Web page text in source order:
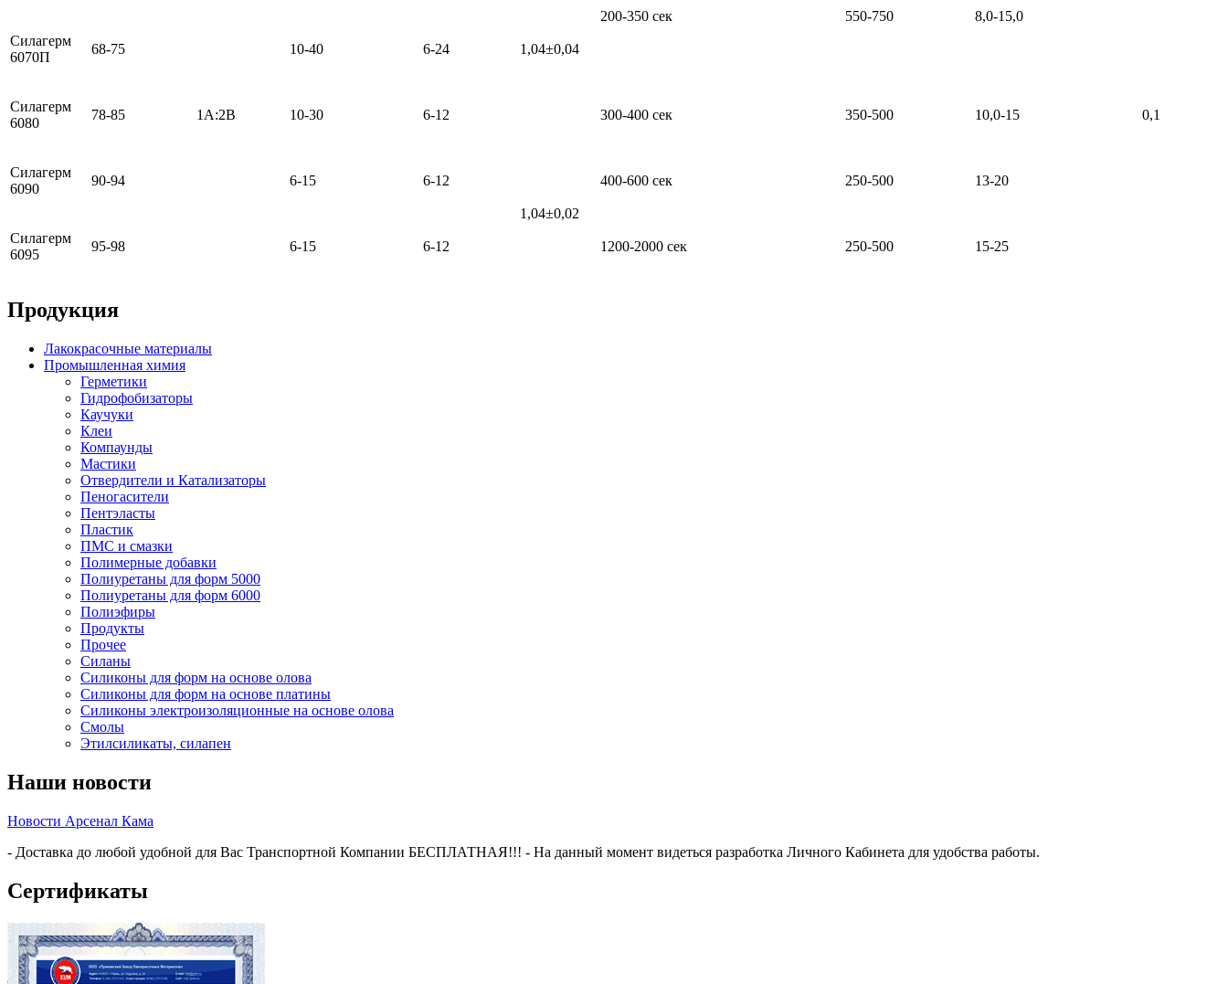
1А:2В
1,04±0,04
200-350 сек 550-750 8,0-15,0
0,1
Силагерм
6070П
68-75 10-40 6-24
Силагерм
6080
78-85 10-30 6-12 300-400 сек 350-500 10,0-15
Силагерм
6090
90-94 6-15 6-12
1,04±0,02
400-600 сек 250-500 13-20
Силагерм
6095
95-98 6-15 6-12 1200-2000 сек 250-500 15-25
Продукция
Лакокрасочные материалы
Промышленная химия
Герметики
Гидрофобизаторы
Каучуки
Клеи
Компаунды
Мастики
Отвердители и Катализаторы
Пеногасители
Пентэласты
Пластик
ПМС и смазки
Полимерные добавки
Полиуретаны для форм 5000
Полиуретаны для форм 6000
Полиэфиры
Продукты
Прочее
Силаны
Силиконы для форм на основе олова
Силиконы для форм на основе платины
Силиконы электроизоляционные на основе олова
Смолы
Этилсиликаты, силапен
Наши новости
Новости Арсенал Кама
- Доставка до любой удобной для Вас Транспортной Компании БЕСПЛАТНАЯ!!! - На данный момент видеться разработка Личного Кабинета для удобства работы.
Сертификаты